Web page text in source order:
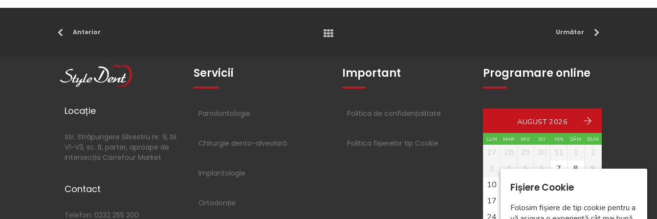
Anterior Următor
Locație
Str. Străpungere Silvestru nr. 9, bl.
V1-V3, sc. B, parter, aproape de
intersecția Carrefour Market
Contact
Telefon: 0232 255 200
Servicii
Parodontologie
Chirurgie dento-alveolară
Implantologie
Ortodonție
Important
Politica de confidențialitate
Politica fișierelor tip Cookie
Programare online
AUGUST 2026
LUN MAR MIE JOI VIN SÂM DUM
27 28 29 30 31 1
2
3
4 5 6 7 8
9
10
11 12 13 14 15
17
Fișiere Cookie
Folosim fișiere de tip cookie pentru a